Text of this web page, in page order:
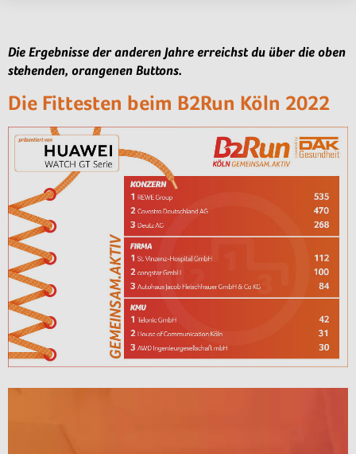
Die Ergebnisse der anderen Jahre erreichst du über die oben
stehenden, orangenen Buttons.
Die Fittesten beim B2Run Köln 2022